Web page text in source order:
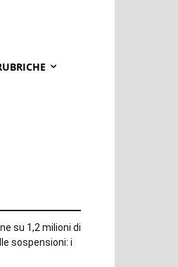
su 1,2 milioni di
sospensioni: i